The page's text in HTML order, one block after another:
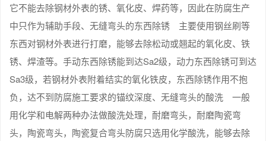
它不能去除钢材外表的锈、氧化皮、焊药等，因此在防腐生产
中只作为辅助手段、无缝弯头的东西除锈 主要使用钢丝刷等
东西对钢材外表进行打磨，能够去除松动或翘起的氧化皮、铁
锈、焊渣等。手动东西除锈能到达Sa2级，动力东西除锈可到达
Sa3级，若钢材外表附着结实的氧化铁皮，东西除锈作用不抱
负，达不到防腐施工要求的锚纹深度、无缝弯头的酸洗 一般
用化学和电解两种办法做酸洗处理，耐磨弯头，耐磨陶瓷弯
头，陶瓷弯头，陶瓷复合弯头防腐只选用化学酸洗，能够去除